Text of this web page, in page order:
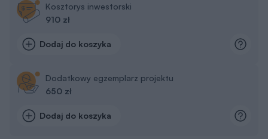
Kosztorys inwestorski
910 zł
Dodaj do koszyka
Dodatkowy egzemplarz projektu
650 zł
Dodaj do koszyka